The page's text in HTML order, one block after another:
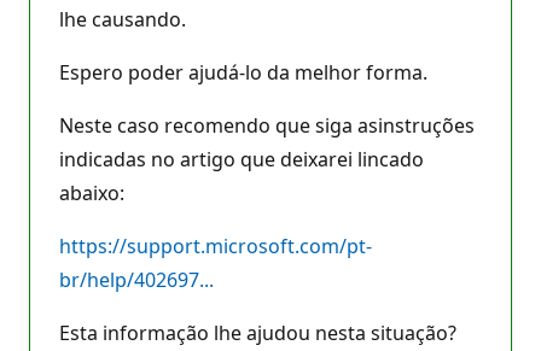
lhe causando.
Espero poder ajudá-lo da melhor forma.
Neste caso recomendo que siga asinstruções
indicadas no artigo que deixarei lincado
abaixo:
https://support.microsoft.com/pt-
br/help/402697...
Esta informação lhe ajudou nesta situação?